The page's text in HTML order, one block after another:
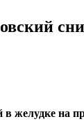
желудке на